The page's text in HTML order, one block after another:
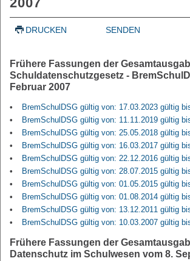
DRUCKEN SENDEN
Frühere Fassungen der
Schuldatenschutzgesetz -
Februar 2007
BremSchulDSG gültig von: 17.03.2023 gültig
BremSchulDSG gültig von: 11.11.2019 gültig
BremSchulDSG gültig von: 25.05.2018 gültig
BremSchulDSG gültig von: 16.03.2017 gültig
BremSchulDSG gültig von: 22.12.2016 gültig
BremSchulDSG gültig von: 28.07.2015 gültig
BremSchulDSG gültig von: 01.05.2015 gültig
BremSchulDSG gültig von: 01.08.2014 gültig
BremSchulDSG gültig von: 13.12.2011 gültig
BremSchulDSG gültig von: 10.03.2007 gültig
Frühere Fassungen der
Datenschutz im Schulwesen vom 8.